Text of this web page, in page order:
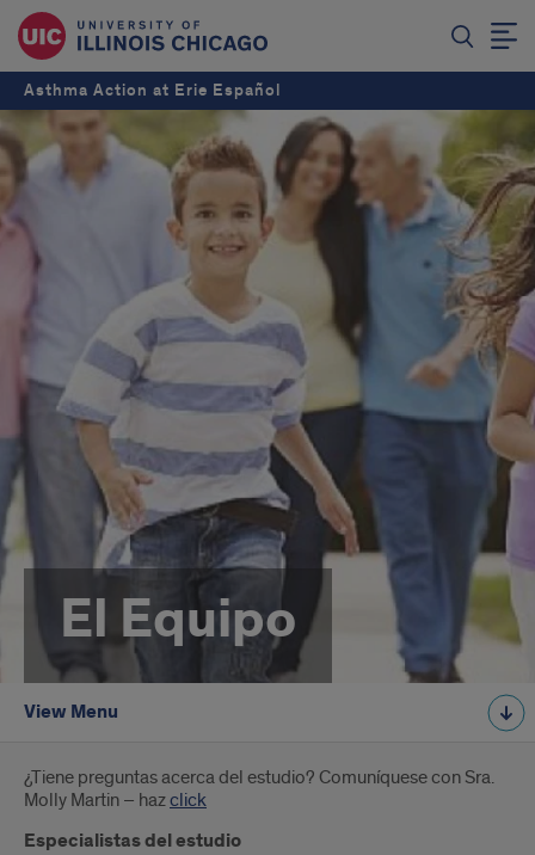
Asthma Action at Erie Español
El Equipo
View Menu
Introduction
¿Tiene preguntas acerca del estudio? Comuníquese con Sra.
Molly Martin – hazclick
Especialistas del estudio